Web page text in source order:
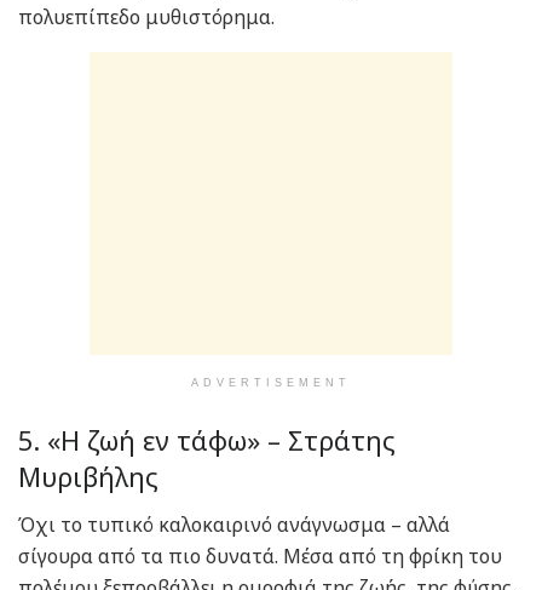
πολυεπίπεδο μυθιστόρημα.
ADVERTISEMENT
5. «Η ζωή εν τάφω» – Στράτης
Μυριβήλης
Όχι το τυπικό καλοκαιρινό ανάγνωσμα – αλλά
σίγουρα από τα πιο δυνατά. Μέσα από τη φρίκη του